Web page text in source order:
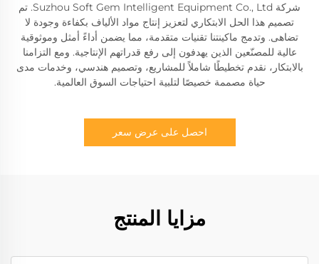
شركة Suzhou Soft Gem Intelligent Equipment Co., Ltd. تم
تصميم هذا الحل الابتكاري لتعزيز إنتاج مواد الألياف بكفاءة وجودة لا
تضاهى. وتدمج ماكينتنا تقنيات متقدمة، مما يضمن أداءً أمثل وموثوقية
عالية للمصنّعين الذين يهدفون إلى رفع قدراتهم الإنتاجية. ومع التزامنا
بالابتكار، نقدم تخطيطًا شاملاً للمشاريع، وتصميم هندسي، وخدمات مدى
حياة مصممة خصيصًا لتلبية احتياجات السوق العالمية.
احصل على عرض سعر
مزايا المنتج